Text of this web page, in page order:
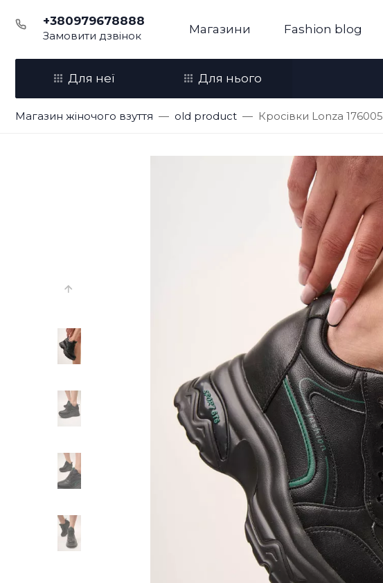
+380979678888
Замовити дзвінок Магазини Fashion blog
Для неї Для нього
Магазин жіночого взуття old product Кросівки Lonza 176005